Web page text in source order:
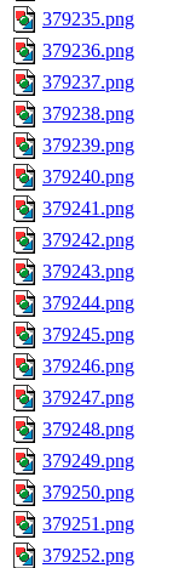
379235.png
379236.png
379237.png
379238.png
379239.png
379240.png
379241.png
379242.png
379243.png
379244.png
379245.png
379246.png
379247.png
379248.png
379249.png
379250.png
379251.png
379252.png